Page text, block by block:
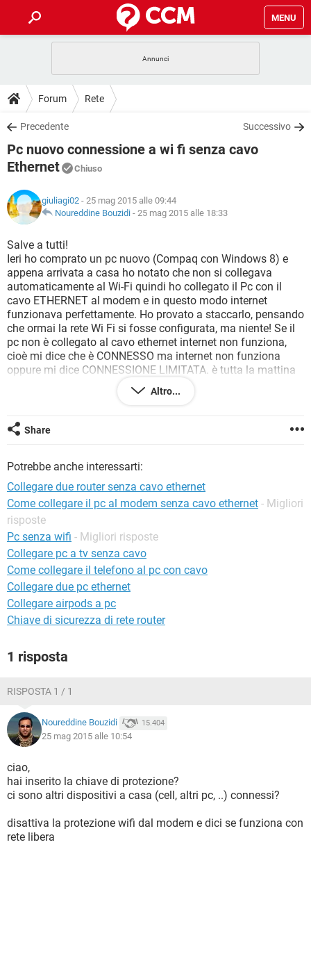
MENU
INTRATTENIMENTO
iOS
INSTAGRAM WHATSAPP
TIKTOK
HARDWARE
GUIDE
COVID-19
iOS
TIKTOK FACEBOOK
DOWNLOAD
COVID-19 GAMING
INTRATTENIMENTO
iOS WINDOWS 10
INSTAGRAM
TIKTOK
HARDWARE
FORUM
INTRATTENIMENTO ANDROID
INSTAGRAM WHATSAPP
TIKTOK FACEBOOK
HARDWARE
GLOSSARIO
COVID-19
INTRATTENIMENTO
iOS WINDOWS 10
INSTAGRAM WHATSAPP
TIKTOK FACEBOOK
HARDWARE
Forum Rete
Precedente Successivo
Pc nuovo connessione a wi fi senza cavo
Ethernet
Chiuso
giuliagi02 - 25 mag 2015 alle 09:44
Noureddine Bouzidi - 25 mag 2015 alle 18:33
Salve a tutti!
Ieri ho comprato un pc nuovo (Compaq con Windows 8) e
appena arrivata a casa ho notato che non si collegava
automaticamente al Wi-Fi quindi ho collegato il Pc con il
cavo ETHERNET al modem e in questo modo internet
funzionava perfettamente. Ho provato a staccarlo, pensando
che ormai la rete Wi Fi si fosse configurata, ma niente! Se il
pc non è collegato al cavo ethernet internet non funziona,
cioè mi dice che è CONNESSO ma internet non funziona
oppure mi dice CONNESSIONE LIMITATA. è tutta la mattina
che provo a farlo andare ma niente!
grazie in anticipo, Giulia
Altro...
Share
Potrebbe anche interessarti:
Collegare due router senza cavo ethernet
Come collegare il pc al modem senza cavo ethernet - Migliori
risposte
Pc senza wifi - Migliori risposte
Collegare pc a tv senza cavo
Come collegare il telefono al pc con cavo
Collegare due pc ethernet
Collegare airpods a pc
Chiave di sicurezza di rete router
1 risposta
RISPOSTA 1 / 1
Noureddine Bouzidi 15.404
25 mag 2015 alle 10:54
ciao,
hai inserito la chiave di protezione?
ci sono altri dispositivi a casa (cell, altri pc, ..) connessi?
disattiva la protezione wifi dal modem e dici se funziona con
rete libera